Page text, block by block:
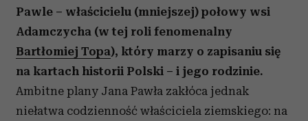
Pawle – właścicielu (mniejszej) połowy wsi
Adamczycha (w tej roli fenomenalny
Bartłomiej Topa), który marzy o zapisaniu się
na kartach historii Polski – i jego rodzinie.
Ambitne plany Jana Pawła zakłóca jednak
niełatwa codzienność właściciela ziemskiego: na